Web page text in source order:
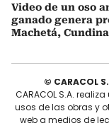
Video de un oso
ganado genera
Machetá,
© CARACOL
CARACOL S.A.
usos de las obras y
web a medios de